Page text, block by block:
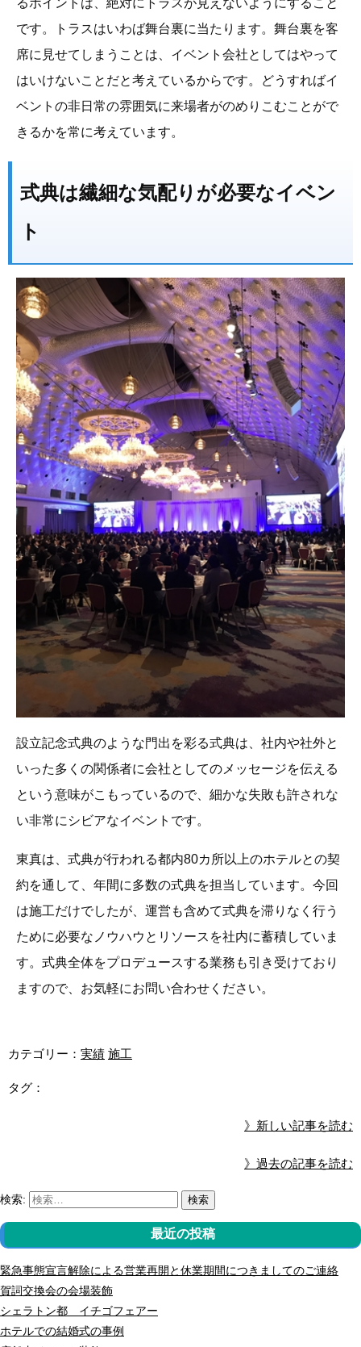
るポイントは、絶対にトラスが見えないようにすること
です。トラスはいわば舞台裏に当たります。舞台裏を客
席に見せてしまうことは、イベント会社としてはやって
はいけないことだと考えているからです。どうすればイ
ベントの非日常の雰囲気に来場者がのめりこむことがで
きるかを常に考えています。
式典は繊細な気配りが必要なイベン
ト
設立記念式典のような門出を彩る式典は、社内や社外と
いった多くの関係者に会社としてのメッセージを伝える
という意味がこもっているので、細かな失敗も許されな
い非常にシビアなイベントです。
東真は、式典が行われる都内80カ所以上のホテルとの契
約を通して、年間に多数の式典を担当しています。今回
は施工だけでしたが、運営も含めて式典を滞りなく行う
ために必要なノウハウとリソースを社内に蓄積していま
す。式典全体をプロデュースする業務も引き受けており
ますので、お気軽にお問い合わせください。
カテゴリー： 実績 施工
タグ：
》新しい記事を読む
》過去の記事を読む
検索: 検索
最近の投稿
緊急事態宣言解除による営業再開と休業期間につきましてのご連絡
賀詞交換会の会場装飾
シェラトン都 イチゴフェアー
ホテルでの結婚式の事例